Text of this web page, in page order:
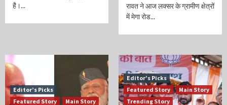
है।...
रावत ने आज लक्सर के ग्रामीण क्षेत्रों
में मेगा रोड...
Editor’s Picks
Featured Story
Main Story
Editor’s Picks
Featured Story
Main Story
Trending Story